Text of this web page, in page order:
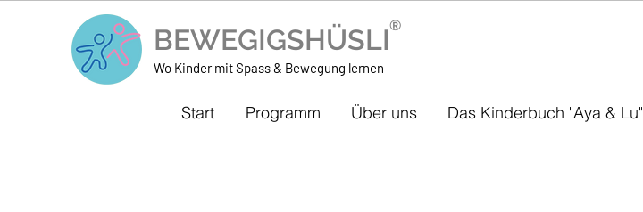
®
BEWEGIGSHÜSLI
Wo Kinder mit Spass & Bewegung lernen
Start Programm Über uns Das Kinderbuch "Aya & Lu"